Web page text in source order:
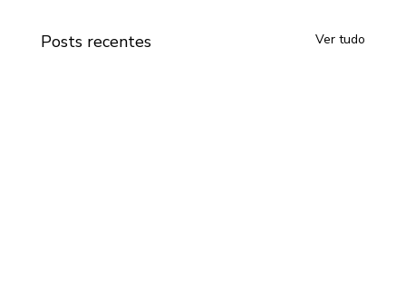
Posts recentes Ver tudo